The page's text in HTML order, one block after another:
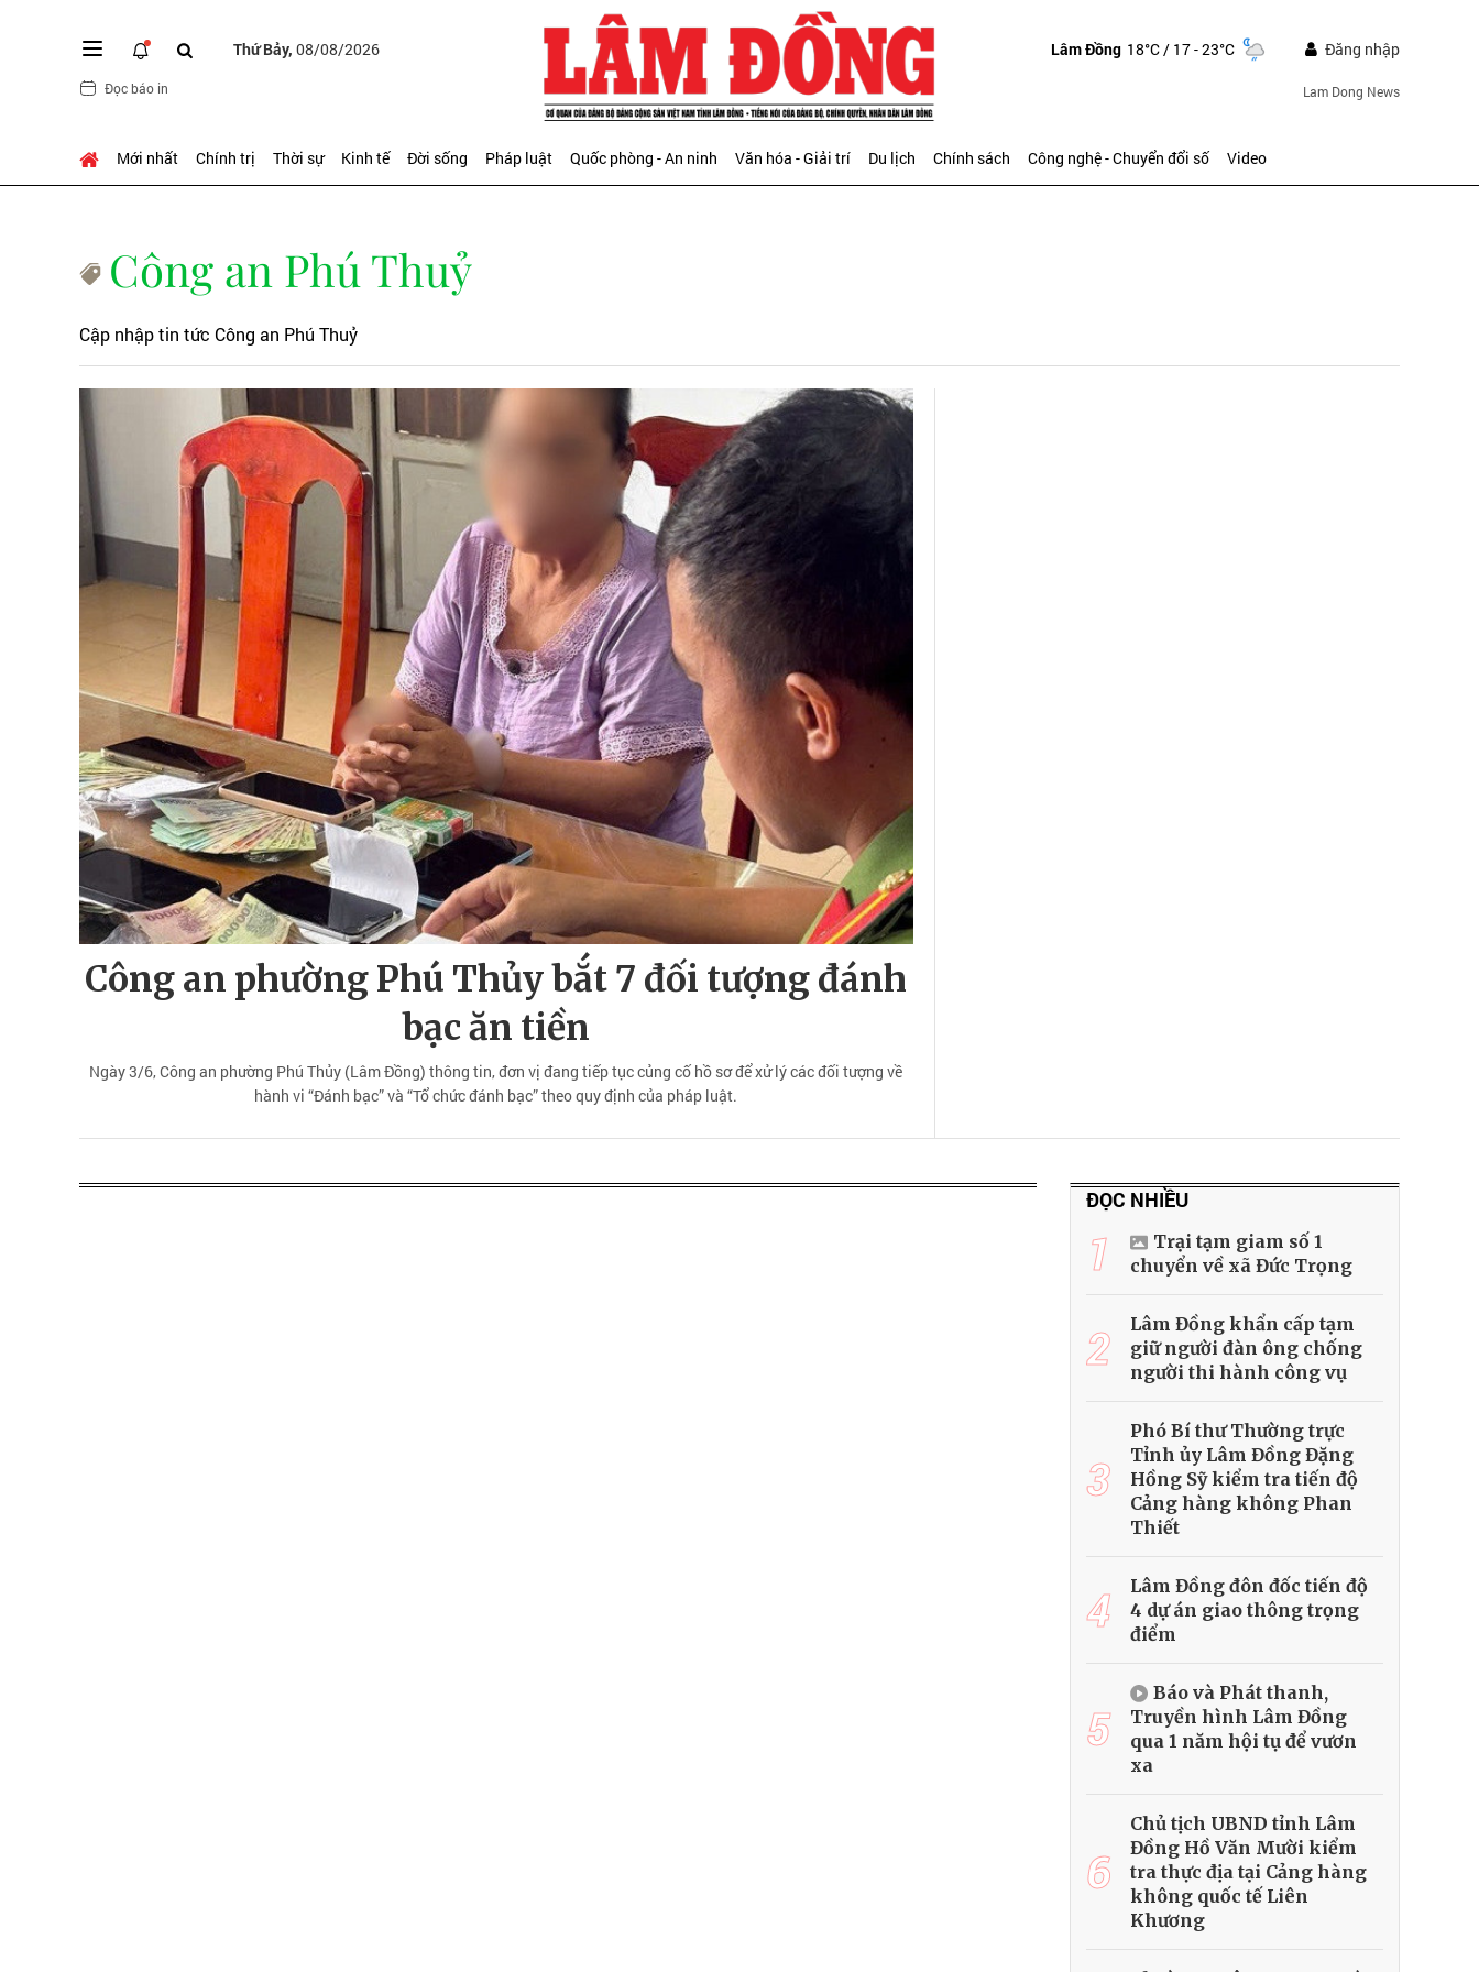
Thứ Bảy, 08/08/2026
Đọc báo in
Lâm Đồng 18°C/ 17 - 23°C Đăng nhập
Lam Dong News
Mới nhất Chính trị Thời sự Kinh tế Đời sống Pháp luật Quốc phòng - An ninh Văn hóa - Giải trí Du lịch Chính sách Công nghệ - Chuyển đổi số Video
Công an Phú Thuỷ
Cập nhập tin tức Công an Phú Thuỷ
Công an phường Phú Thủy bắt 7 đối tượng đánh
bạc ăn tiền
Ngày 3/6, Công an phường Phú Thủy (Lâm Đồng) thông tin, đơn vị đang tiếp tục củng cố hồ sơ để xử lý các đối tượng về
hành vi “Đánh bạc” và “Tổ chức đánh bạc” theo quy định của pháp luật.
ĐỌC NHIỀU
1
Trại tạm giam số 1
chuyển về xã Đức Trọng
2
Lâm Đồng khẩn cấp tạm
giữ người đàn ông chống
người thi hành công vụ
3
Phó Bí thư Thường trực
Tỉnh ủy Lâm Đồng Đặng
Hồng Sỹ kiểm tra tiến độ
Cảng hàng không Phan
Thiết
4
Lâm Đồng đôn đốc tiến độ
4 dự án giao thông trọng
điểm
5
Báo và Phát thanh,
Truyền hình Lâm Đồng
qua 1 năm hội tụ để vươn
xa
6
Chủ tịch UBND tỉnh Lâm
Đồng Hồ Văn Mười kiểm
tra thực địa tại Cảng hàng
không quốc tế Liên
Khương